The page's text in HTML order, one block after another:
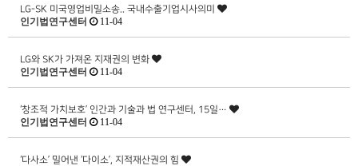
LG-SK 미국영업비밀소송.. 국내수출기업시사의미
인기법연구센터 11-04
LG와 SK가 가져온 지재권의 변화
인기법연구센터 11-04
‘창조적 가치보호’ 인간과 기술과 법 연구센터, 15일…
인기법연구센터 11-04
‘다사소’ 밀어낸 ‘다이소’, 지적재산권의 힘